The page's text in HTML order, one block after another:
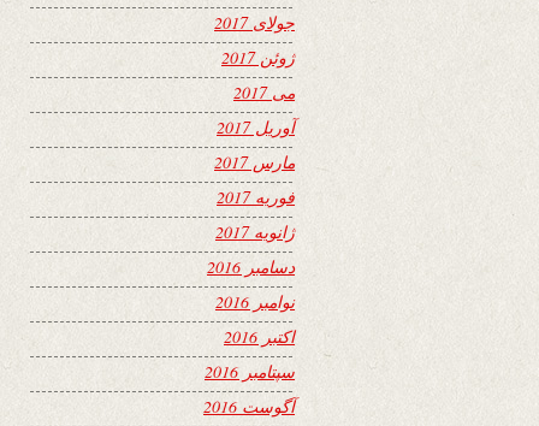
جولای 2017
ژوئن 2017
می 2017
آوریل 2017
مارس 2017
فوریه 2017
ژانویه 2017
دسامبر 2016
نوامبر 2016
اکتبر 2016
سپتامبر 2016
آگوست 2016